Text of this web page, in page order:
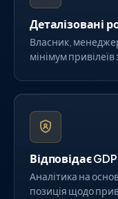
Деталізовані
Власник,
мінімум
Відповідає
Аналітика на
позиція щодо